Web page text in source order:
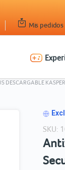
Mis pedidos
DESCARGABLE
SKU: